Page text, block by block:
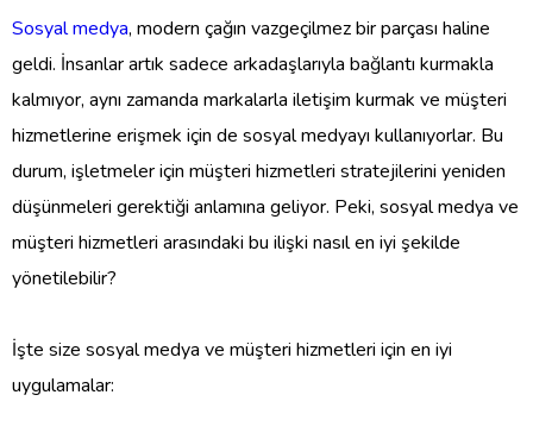
Sosyal medya, modern çağın vazgeçilmez bir parçası haline
geldi. İnsanlar artık sadece arkadaşlarıyla bağlantı kurmakla
kalmıyor, aynı zamanda markalarla iletişim kurmak ve müşteri
hizmetlerine erişmek için de sosyal medyayı kullanıyorlar. Bu
durum, işletmeler için müşteri hizmetleri stratejilerini yeniden
düşünmeleri gerektiği anlamına geliyor. Peki, sosyal medya ve
müşteri hizmetleri arasındaki bu ilişki nasıl en iyi şekilde
yönetilebilir?
İşte size sosyal medya ve müşteri hizmetleri için en iyi
uygulamalar: